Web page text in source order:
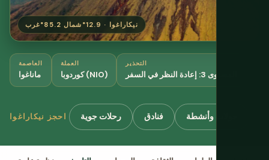
نيكاراغوا · 12.9°شمال 85.2°غرب
العاصمة
ماناغوا
العملة
كوردوبا (NIO)
التحذير
المستوى 3: إعادة النظر في السفر
احجز نيكاراغوا رحلات جوية فنادق جولات وأنشطة